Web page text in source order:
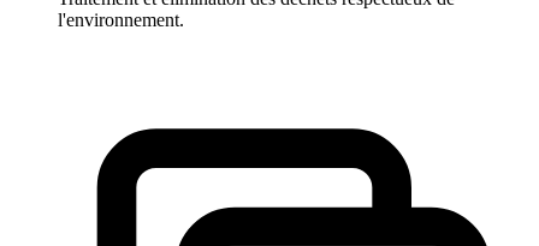
l'environnement.